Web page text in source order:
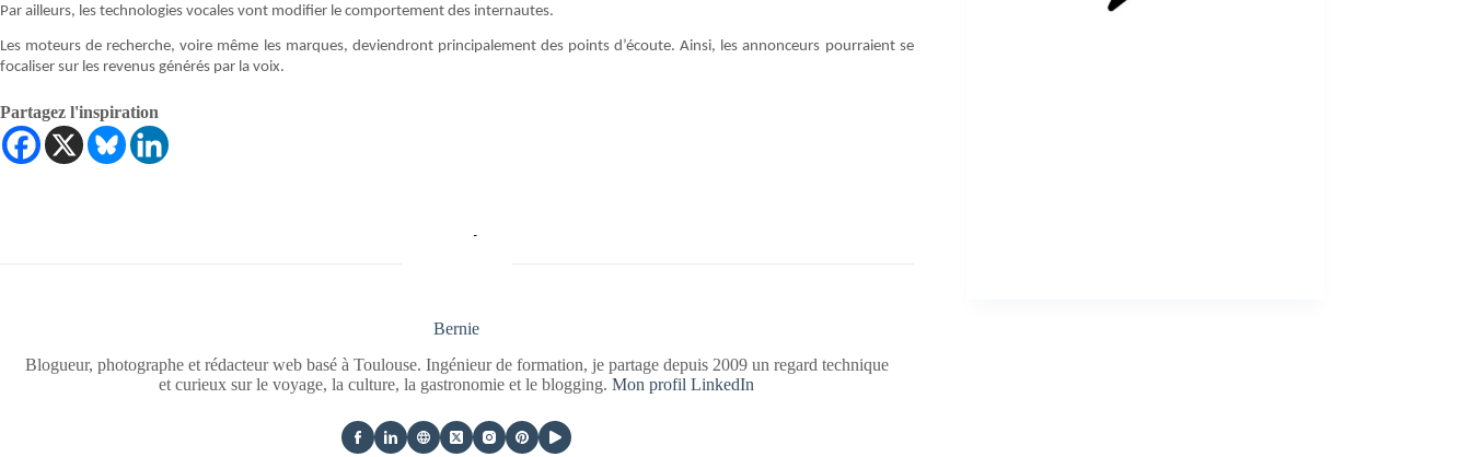
Par ailleurs, les technologies vocales vont modifier le comportement des internautes.
Les moteurs de recherche, voire même les marques, deviendront principalement des points d’écoute. Ainsi, les annonceurs pourraient se
focaliser sur les revenus générés par la voix.
Partagez l'inspiration
Bernie
Blogueur, photographe et rédacteur web basé à Toulouse. Ingénieur de formation, je partage depuis 2009 un regard technique
et curieux sur le voyage, la culture, la gastronomie et le blogging.Mon profil LinkedIn